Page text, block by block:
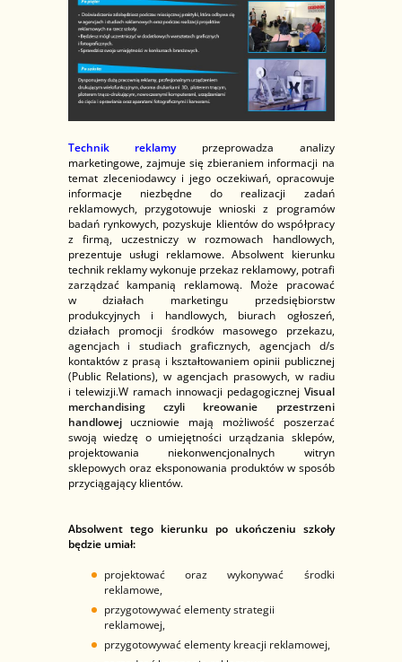
Technik reklamyprzeprowadza analizy
marketingowe, zajmuje się zbieraniem informacji na
temat zleceniodawcy i jego oczekiwań, opracowuje
informacje niezbędne do realizacji zadań
reklamowych, przygotowuje wnioski z programów
badań rynkowych, pozyskuje klientów do współpracy
z firmą, uczestniczy w rozmowach handlowych,
prezentuje usługi reklamowe. Absolwent kierunku
technik reklamy wykonuje przekaz reklamowy, potrafi
zarządzać kampanią reklamową. Może pracować
w działach marketingu przedsiębiorstw
produkcyjnych i handlowych, biurach ogłoszeń,
działach promocji środków masowego przekazu,
agencjach i studiach graficznych, agencjach d/s
kontaktów z prasą i kształtowaniem opinii publicznej
(Public Relations), w agencjach prasowych, w radiu
i telewizji.W ramach innowacji pedagogicznej Visual
merchandising czyli kreowanie przestrzeni
handlowejuczniowie mają możliwość poszerzać
swoją wiedzę o umiejętności urządzania sklepów,
projektowania niekonwencjonalnych witryn
sklepowych oraz eksponowania produktów w sposób
przyciągający klientów.
Absolwent tego kierunku po ukończeniu szkoły
będzie umiał:
projektować oraz wykonywać środki
reklamowe,
przygotowywać elementy strategii
reklamowej,
przygotowywać elementy kreacji reklamowej,